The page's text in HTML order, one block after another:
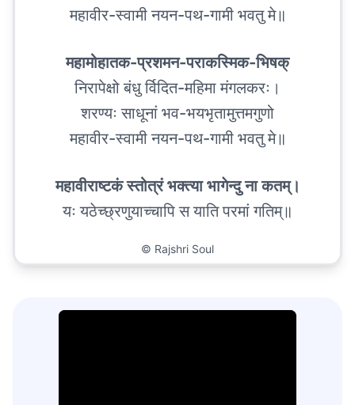
महावीर-स्वामी नयन-पथ-गामी भवतु मे॥
महामोहातक-प्रशमन-पराकस्मिक-भिषक्
निरापेक्षो बंधु र्विदित-महिमा मंगलकरः।
शरण्यः साधूनां भव-भयभृतामुत्तमगुणो
महावीर-स्वामी नयन-पथ-गामी भवतु मे॥
महावीराष्टकं स्तोत्रं भक्त्या भागेन्दु ना कतम्।
यः यठेच्छ्रणुयाच्चापि स याति परमां गतिम्॥
© Rajshri Soul